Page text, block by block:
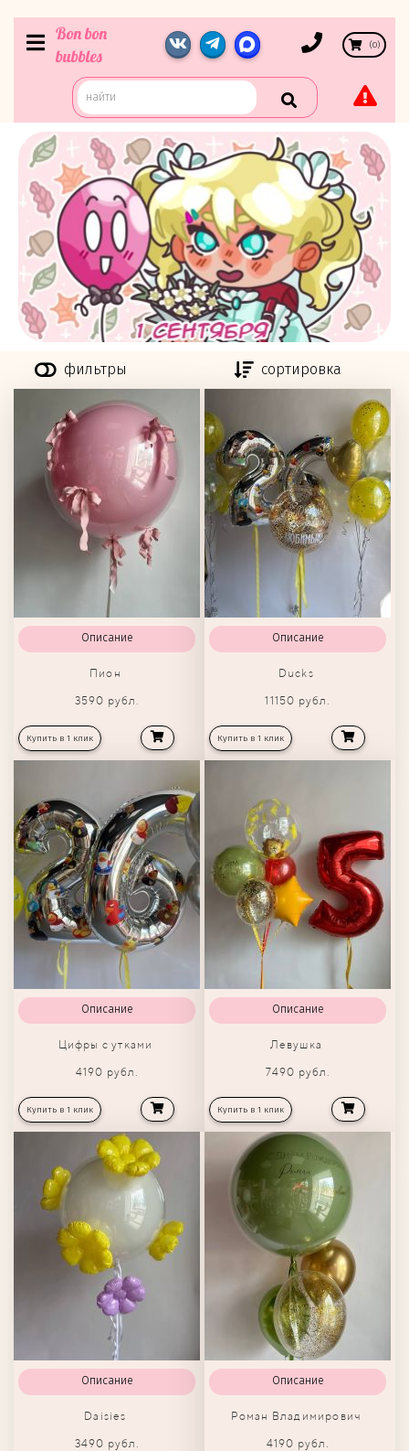
Bon bon
bubbles
(0)
фильтры сортировка
Описание
Пион
3590 рубл.
Купить в 1 клик
Описание
Ducks
11150 рубл.
Купить в 1 клик
Описание
Цифры с утками
4190 рубл.
Купить в 1 клик
Описание
Левушка
7490 рубл.
Купить в 1 клик
Описание
Daisies
3490 рубл.
Описание
Роман Владимирович
4190 рубл.